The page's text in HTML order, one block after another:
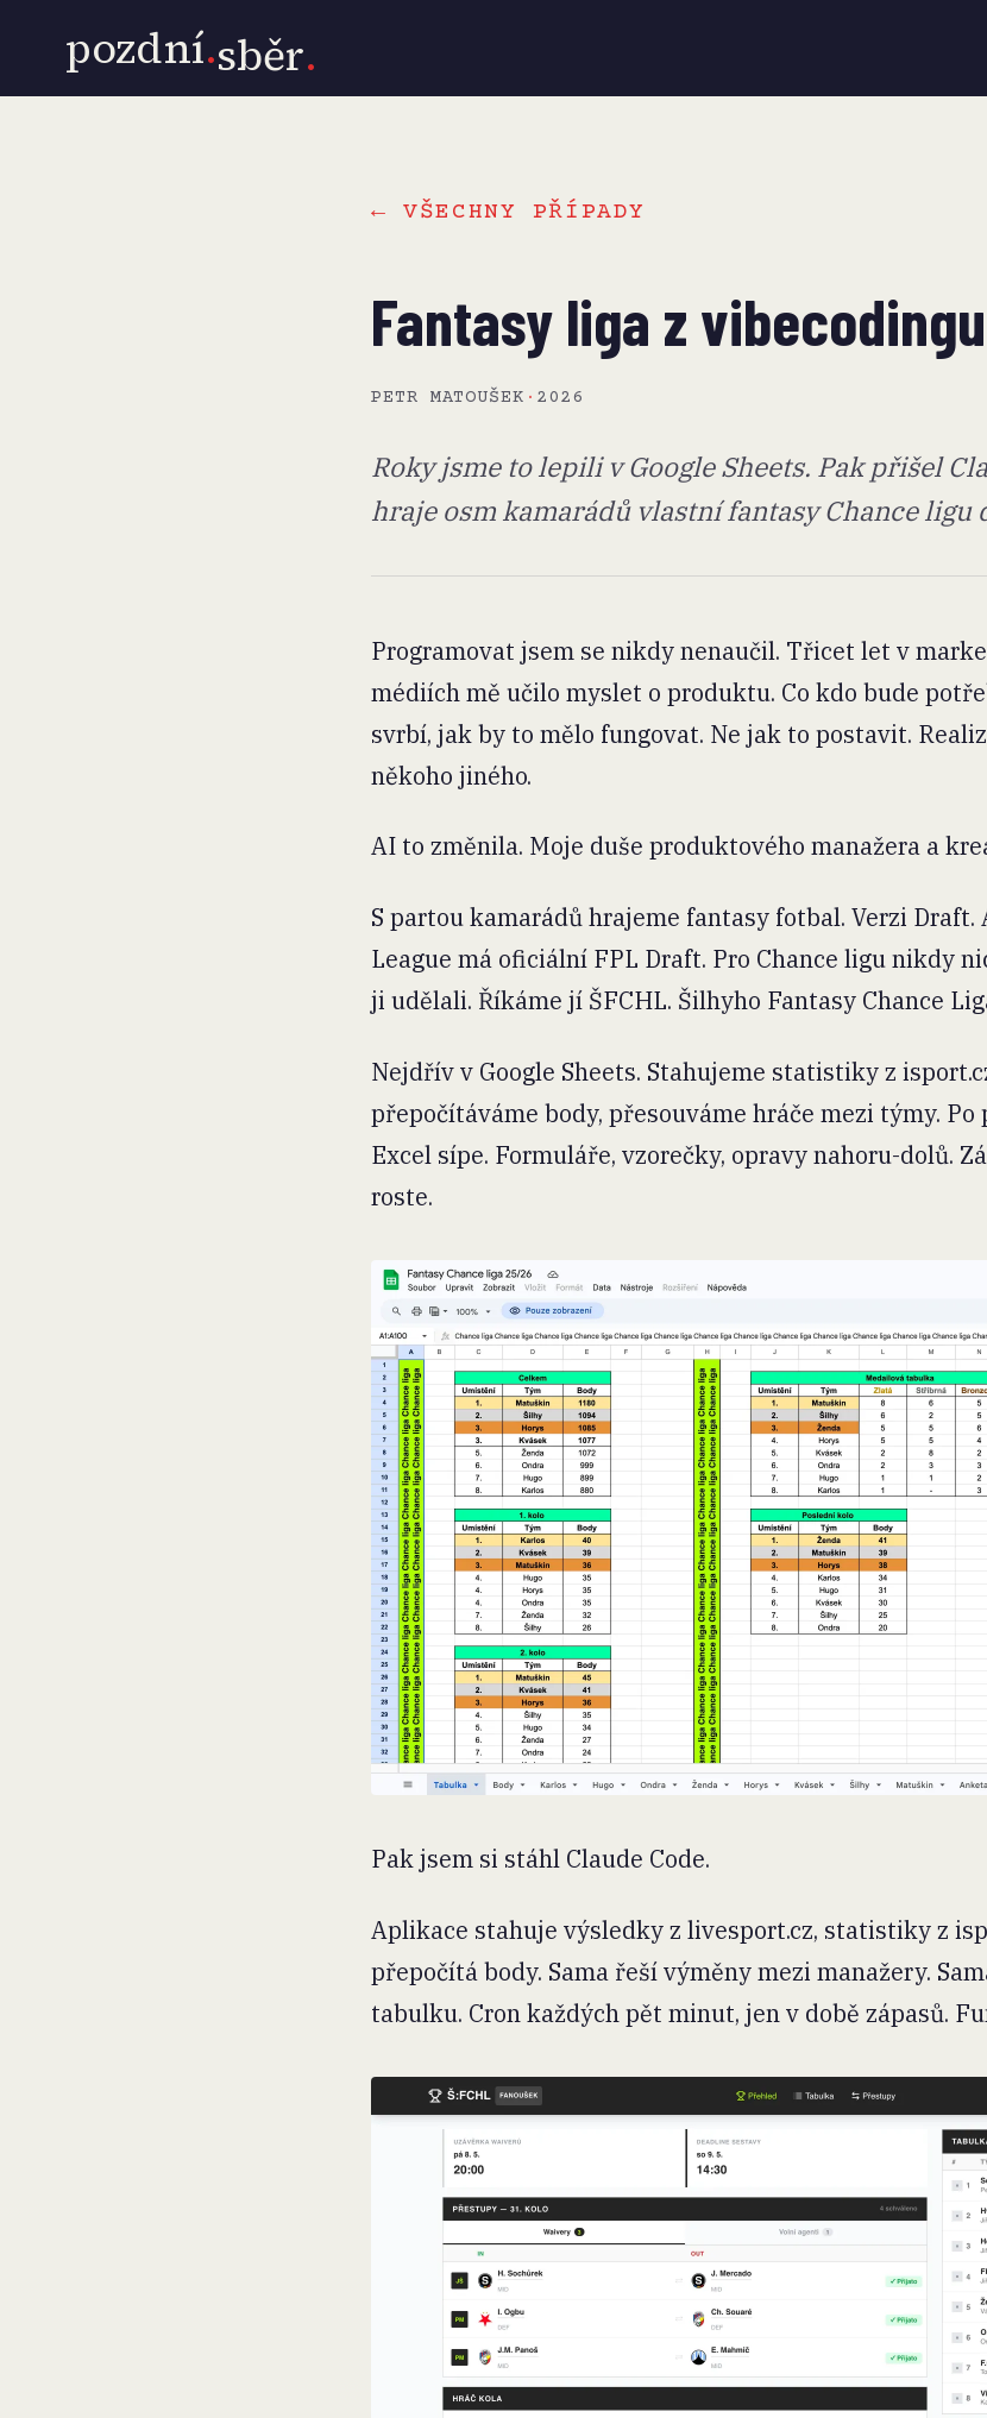
pozdní.sběr.
← VŠECHNY PŘÍPADY
Fantasy liga z vibecodingu
PETR MATOUŠEK · 2026
Roky jsme to lepili v Google Sheets. Pak přišel
hraje osm kamarádů vlastní fantasy Chance ligu
Programovat jsem se nikdy nenaučil. Třicet let v
médiích mě učilo myslet o produktu. Co kdo bude
svrbí, jak by to mělo fungovat. Ne jak to postavit.
někoho jiného.
AI to změnila. Moje duše produktového manažera a
S partou kamarádů hrajeme fantasy fotbal. Verzi
League má oficiální FPL Draft. Pro Chance ligu nikdy
ji udělali. Říkáme jí ŠFCHL. Šilhyho Fantasy Chance
Nejdřív v Google Sheets. Stahujeme statistiky z
přepočítáváme body, přesouváme hráče mezi týmy.
Excel sípe. Formuláře, vzorečky, opravy nahoru-dolů.
roste.
Pak jsem si stáhl Claude Code.
Aplikace stahuje výsledky z livesport.cz, statistiky z
přepočítá body. Sama řeší výměny mezi manažery.
tabulku. Cron každých pět minut, jen v době zápasů.